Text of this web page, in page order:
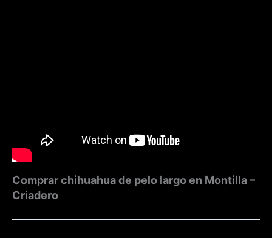
Comprar chihuahua de pelo largo en Montilla –
Criadero